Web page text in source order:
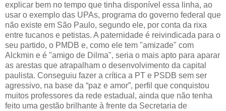
explicar bem no tempo que tinha disponível essa linha, ao
usar o exemplo das UPAs, programa do governo federal que
não existe em São Paulo, segundo ele, por conta da rixa
entre tucanos e petistas. A paternidade é reivindicada para o
seu partido, o PMDB e, como ele tem "amizade" com
Alckmin e é "amigo de Dilma", seria o mais apto para aparar
as arestas que atrapalham o desenvolvimento da capital
paulista. Conseguiu fazer a crítica a PT e PSDB sem ser
agressivo, na base da “paz e amor”, perfil que conquistou
muitos professores da rede estadual, ainda que não tenha
feito uma gestão brilhante à frente da Secretaria de